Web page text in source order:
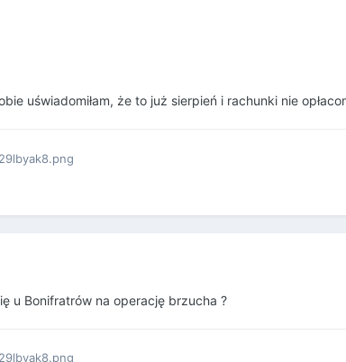
uświadomiłam, że to już sierpień i rachunki nie
u Bonifratrów na operację brzucha ?